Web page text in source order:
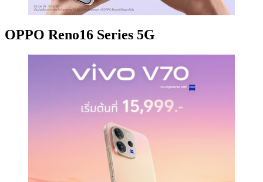
OPPO Reno16 Series 5G